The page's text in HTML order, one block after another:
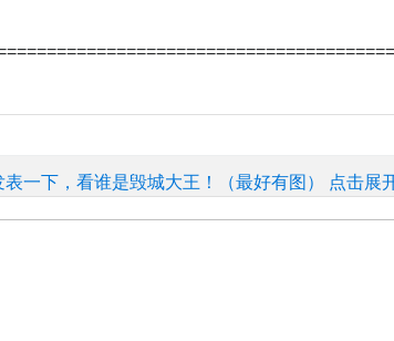
一下，看谁是毁城大王！（最好有图） 点击展